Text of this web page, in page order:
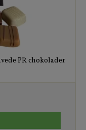
PR chokolader